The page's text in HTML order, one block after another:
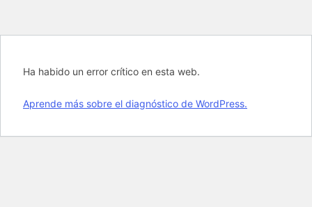
Ha habido un error crítico en esta web.
Aprende más sobre el diagnóstico de WordPress.